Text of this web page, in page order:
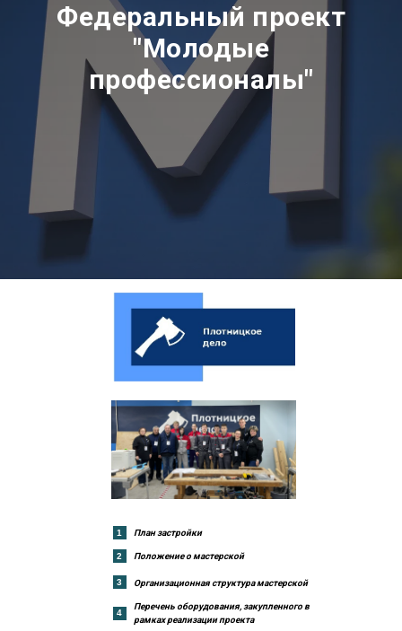
Федеральный проект
"Молодые
профессионалы"
План застройки
Положение о мастерской
Организационная структура мастерской
Перечень оборудования, закупленного в
рамках реализации проекта
1
2
3
4